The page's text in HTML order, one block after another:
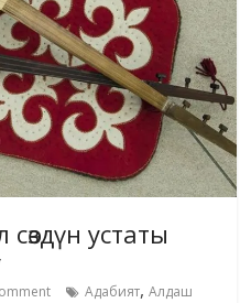
устаты
Адабият,Алдаш